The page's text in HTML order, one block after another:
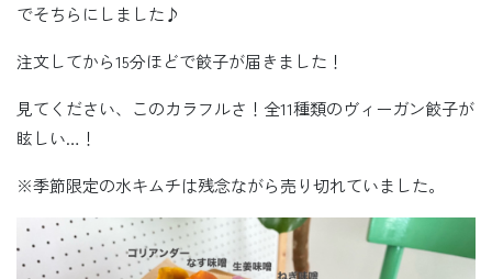
でそちらにしました♪
注文してから15分ほどで餃子が届きました！
見てください、このカラフルさ！全11種類のヴィーガン餃子が
眩しい…！
※季節限定の水キムチは残念ながら売り切れていました。